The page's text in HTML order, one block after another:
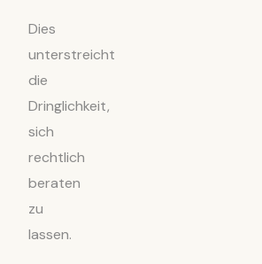
Dies
unterstreicht
die
Dringlichkeit,
sich
rechtlich
beraten
zu
lassen.